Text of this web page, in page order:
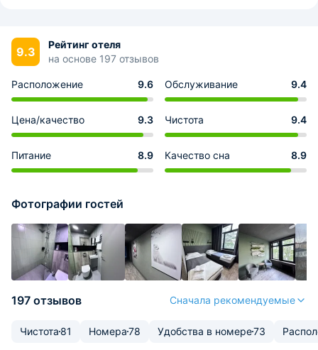
9.3
Рейтинг отеля
на основе 197 отзывов
Расположение 9.6 Обслуживание 9.4
Цена/качество 9.3 Чистота 9.4
Питание 8.9 Качество сна 8.9
Фотографии гостей
197 отзывов Сначала рекомендуемые
Чистота 81 Номера78 Удобства в номере73